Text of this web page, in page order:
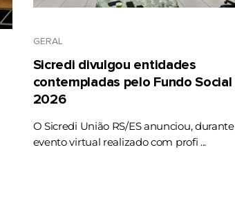
GERAL
Sicredi divulgou entidades
contempladas pelo Fundo Social
2026
O Sicredi União RS/ES anunciou, durante
evento virtual realizado com profi ...